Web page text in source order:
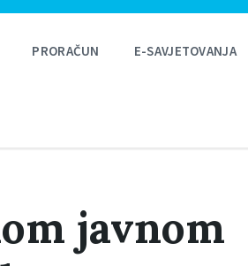
PRORAČUN E-SAVJETOVANJA
javnom